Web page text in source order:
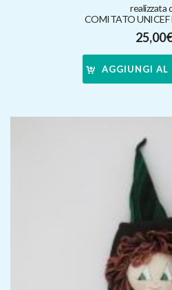
realizzata
COMITATO UNICEF
25,00
AGGIUNGI AL